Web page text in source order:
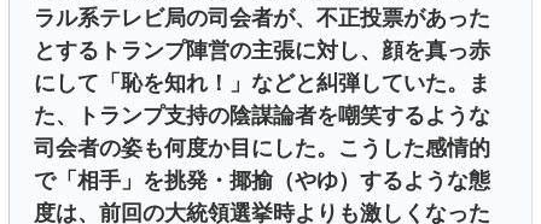
ラル系テレビ局の司会者が、不正投票があった
とするトランプ陣営の主張に対し、顔を真っ赤
にして「恥を知れ！」などと糾弾していた。ま
た、トランプ支持の陰謀論者を嘲笑するような
司会者の姿も何度か目にした。こうした感情的
で「相手」を挑発・揶揄（やゆ）するような態
度は、前回の大統領選挙時よりも激しくなった